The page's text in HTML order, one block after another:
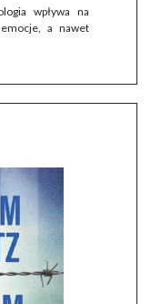
wpływa na
a nawet